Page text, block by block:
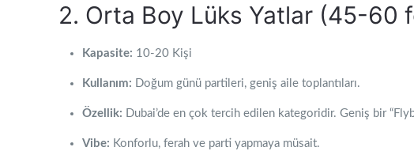
2. Orta Boy Lüks Yatlar (45-60
Kapasite: 10-20 Kişi
Kullanım: Doğum günü partileri, geniş aile toplantıları.
Özellik: Dubai’de en çok tercih edilen kategoridir. Geniş bir
Vibe: Konforlu, ferah ve parti yapmaya müsait.